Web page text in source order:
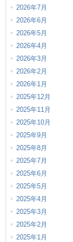
2026年7月
2026年6月
2026年5月
2026年4月
2026年3月
2026年2月
2026年1月
2025年12月
2025年11月
2025年10月
2025年9月
2025年8月
2025年7月
2025年6月
2025年5月
2025年4月
2025年3月
2025年2月
2025年1月